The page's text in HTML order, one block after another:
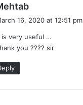
s
16, 2020 at 12:51 pm
is very useful …
you ???? sir